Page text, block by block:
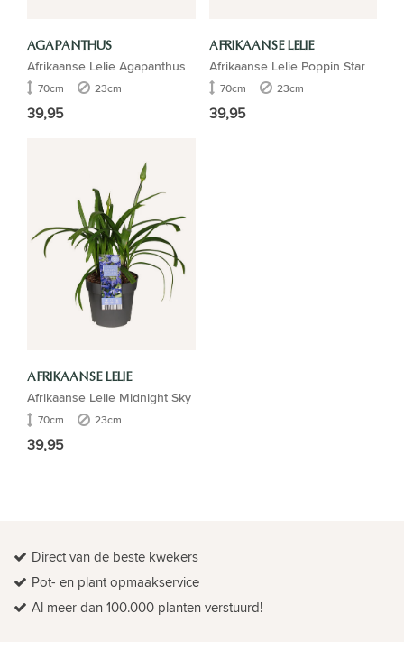
AGAPANTHUS
Afrikaanse Lelie Agapanthus
70cm 23cm
39,95
AFRIKAANSE LELIE
Afrikaanse Lelie Poppin Star
70cm 23cm
39,95
AFRIKAANSE LELIE
Afrikaanse Lelie Midnight Sky
70cm 23cm
39,95
Direct van de beste kwekers
Pot- en plant opmaakservice
Al meer dan 100.000 planten verstuurd!